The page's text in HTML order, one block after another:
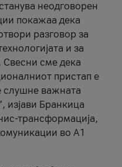
неодговорен
покажаа дека
разговор за
и за
Свесни сме дека
пристап е
слушне важната
изјави Бранкица
трансформација,
во А1